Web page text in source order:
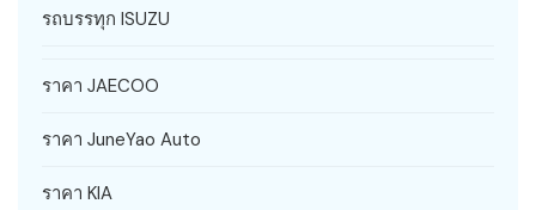
รถบรรทุก ISUZU
ราคา JAECOO
ราคา JuneYao Auto
ราคา KIA